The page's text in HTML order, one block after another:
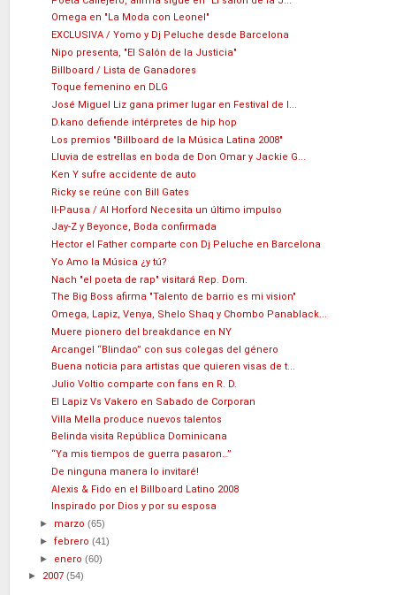
Omega en "La Moda con Leonel"
EXCLUSIVA / Yomo y Dj Peluche desde Barcelona
Nipo presenta, "El Salón de la Justicia"
Billboard / Lista de Ganadores
Toque femenino en DLG
José Miguel Liz gana primer lugar en Festival de l...
D.kano defiende intérpretes de hip hop
Los premios "Billboard de la Música Latina 2008"
Lluvia de estrellas en boda de Don Omar y Jackie G...
Ken Y sufre accidente de auto
Ricky se reúne con Bill Gates
II-Pausa / Al Horford Necesita un último impulso
Jay-Z y Beyonce, Boda confirmada
Hector el Father comparte con Dj Peluche en Barcelona
Yo Amo la Música ¿y tú?
Nach "el poeta de rap" visitará Rep. Dom.
The Big Boss afirma "Talento de barrio es mi vision"
Omega, Lapiz, Venya, Shelo Shaq y Chombo Panablack...
Muere pionero del breakdance en NY
Arcangel “Blindao” con sus colegas del género
Buena noticia para artistas que quieren visas de t...
Julio Voltio comparte con fans en R. D.
El Lapiz Vs Vakero en Sabado de Corporan
Villa Mella produce nuevos talentos
Belinda visita República Dominicana
“Ya mis tiempos de guerra pasaron…”
De ninguna manera lo invitaré!
Alexis & Fido en el Billboard Latino 2008
Inspirado por Dios y por su esposa
► marzo(65)
►febrero(41)
► enero(60)
► 2007 (54)